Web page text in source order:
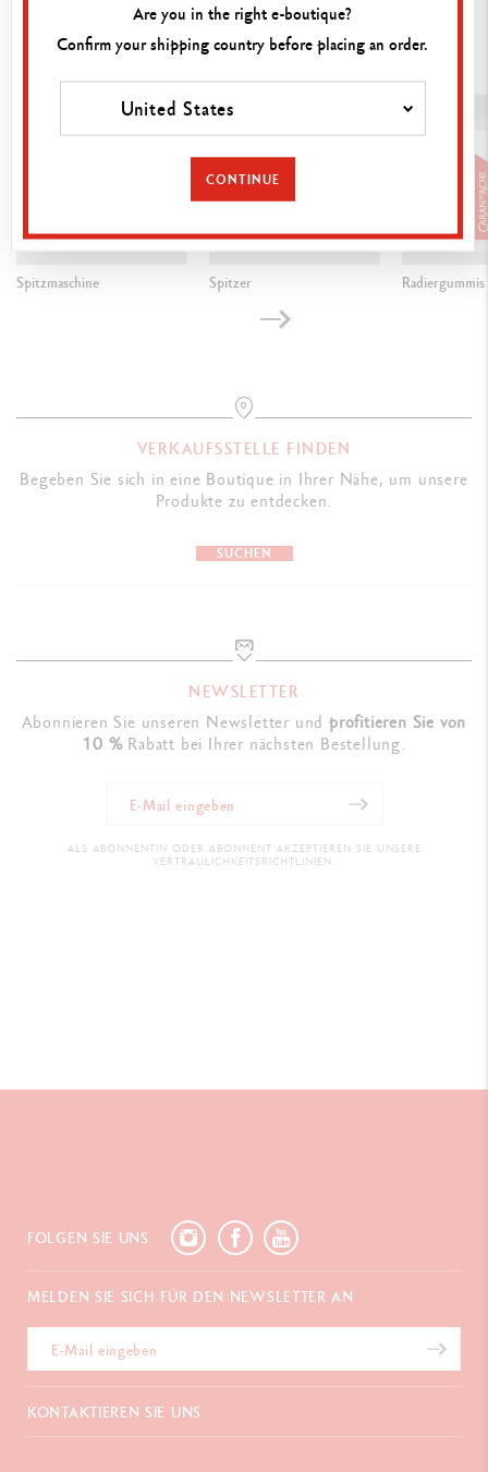
Die anderen Kollektionen entdecken
Spitzmaschine Spitzer Radiergummis
VERKAUFSSTELLE FINDEN
Begeben Sie sich in eine Boutique in Ihrer Nähe, um unsere
Produkte zu entdecken.
SUCHEN
NEWSLETTER
Abonnieren Sie unseren Newsletter undprofitieren Sie von
10 %Rabatt bei Ihrer nächsten Bestellung.
ALS ABONNENTIN ODER ABONNENT AKZEPTIEREN SIE UNSERE
VERTRAULICHKEITSRICHTLINIEN.
FOLGEN SIE UNS
MELDEN SIE SICH FÜR DEN NEWSLETTER AN
KONTAKTIEREN SIE UNS
Are you in the right e-boutique?
Confirm your shipping country before placing an order.
United States
CONTINUE